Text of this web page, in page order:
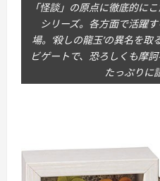
「怪談」の原点に徹底的に
シリーズ。各方面で活躍
場。‘殺しの龍玉’の異名を取
ビゲートで、恐ろしくも摩
たっぷりに